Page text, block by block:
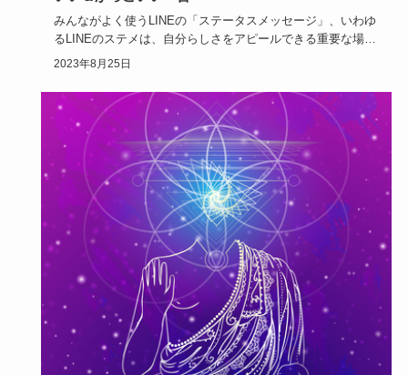
みんながよく使うLINEの「ステータスメッセージ」、いわゆ
るLINEのステメは、自分らしさをアピールできる重要な場所
です。…
2023年8月25日